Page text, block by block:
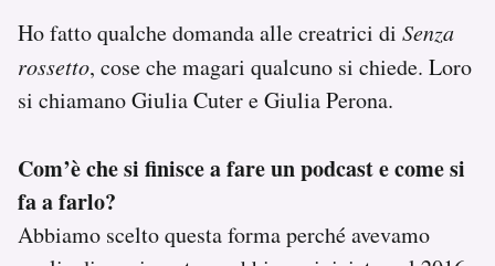
Ho fatto qualche domanda alle creatrici di Senza
rossetto, cose che magari qualcuno si chiede. Loro
si chiamano Giulia Cuter e Giulia Perona.
Com’è che si finisce a fare un podcast e come si
fa a farlo?
Abbiamo scelto questa forma perché avevamo